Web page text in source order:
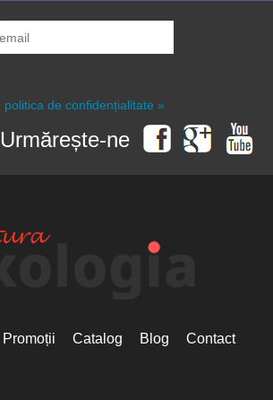
politica de confidențialitate »
Urmărește-ne
Promoții Catalog Blog Contact